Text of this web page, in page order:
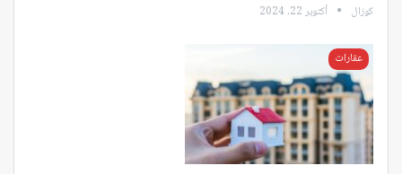
كوزال أكتوبر 22, 2024
عقارات